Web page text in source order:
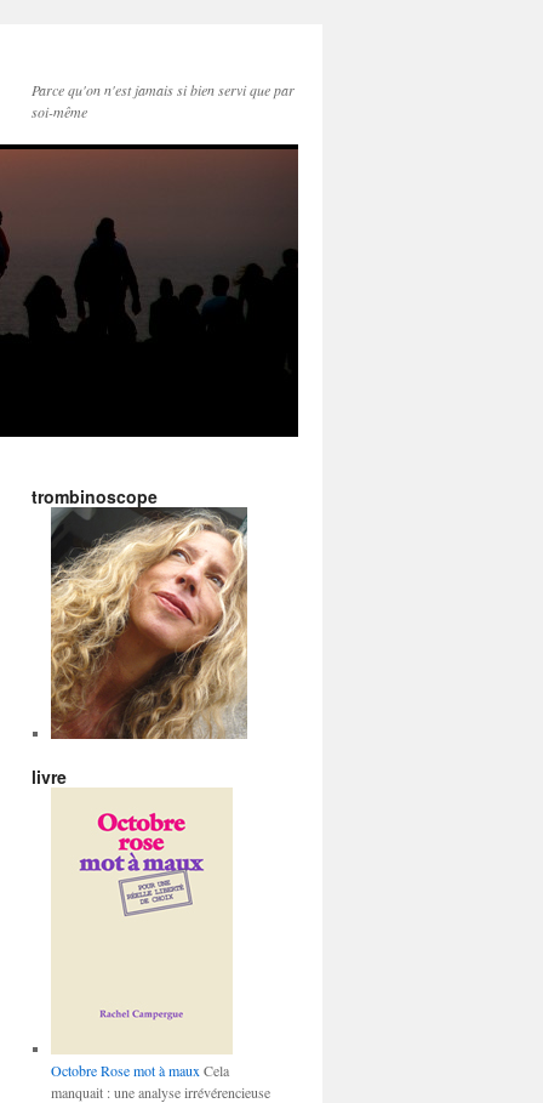
Parce qu'on n'est jamais si bien servi que par
soi-même
trombinoscope
livre
Octobre Rose mot à maux Cela
manquait : une analyse irrévérencieuse